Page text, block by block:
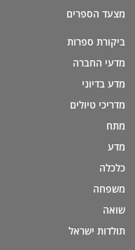
מצעד הספרים
ביקורת ספרות
מדעי החברה
מדע בדיוני
מדריכי טיולים
מתח
מדע
כלכלה
משפחה
שואה
תולדות ישראל